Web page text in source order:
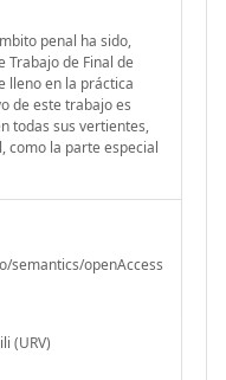
penal ha sido,
Trabajo de Final de
lleno en la práctica
de este trabajo es
todas sus vertientes,
como la parte especial
semantics/openAccess
(URV)